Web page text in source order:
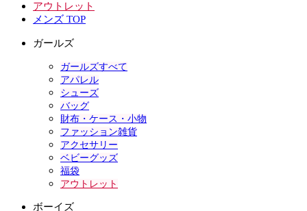
アウトレット
メンズ TOP
ガールズ
ガールズすべて
アパレル
シューズ
バッグ
財布・ケース・小物
ファッション雑貨
アクセサリー
ベビーグッズ
福袋
アウトレット
ボーイズ